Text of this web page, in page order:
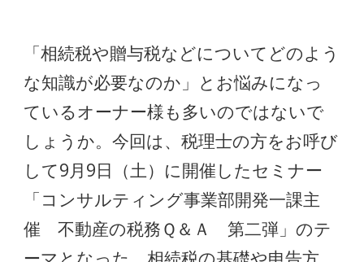
「相続税や贈与税などについてどのよう
な知識が必要なのか」とお悩みになっ
ているオーナー様も多いのではないで
しょうか。今回は、税理士の方をお呼び
して9月9日（土）に開催したセミナー
「コンサルティング事業部開発一課主
催 不動産の税務Ｑ＆Ａ 第二弾」のテ
ーマとなった、相続税の基礎や申告方